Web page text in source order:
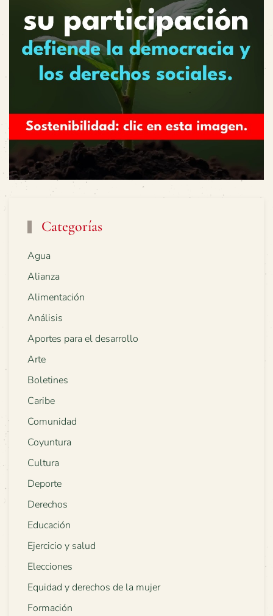
Categorías
Agua
Alianza
Alimentación
Análisis
Aportes para el desarrollo
Arte
Boletines
Caribe
Comunidad
Coyuntura
Cultura
Deporte
Derechos
Educación
Ejercicio y salud
Elecciones
Equidad y derechos de la mujer
Formación